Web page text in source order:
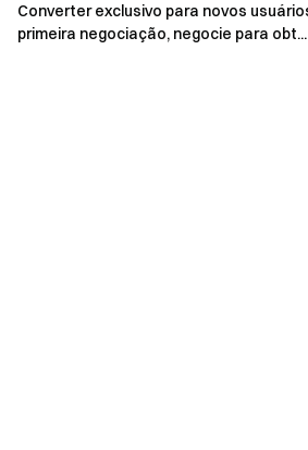
As recompensas serão
Converter exclusivo para novos
primeira negociação, negocie para obt...